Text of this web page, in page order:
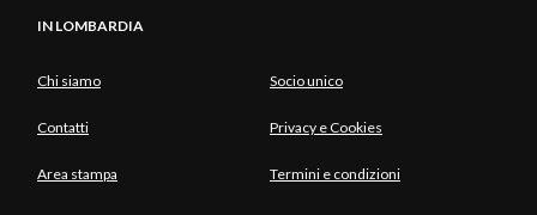
IN LOMBARDIA
Chi siamo Socio unico
Contatti Privacy e Cookies
Area stampa Termini e condizioni